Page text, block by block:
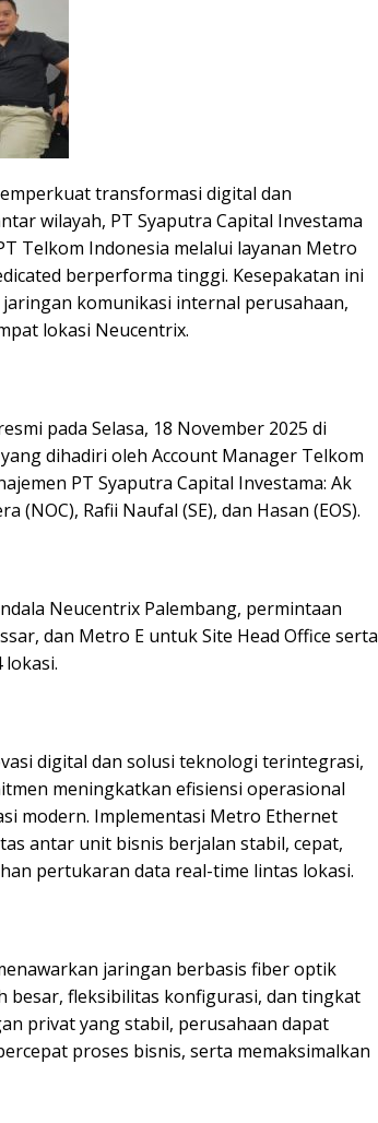
transformasi digital dan
wilayah, PT Syaputra Capital Investama
Telkom Indonesia melalui layanan Metro
berperforma tinggi. Kesepakatan ini
komunikasi internal perusahaan,
lokasi Neucentrix.
pada Selasa, 18 November 2025 di
dihadiri oleh Account Manager Telkom
PT Syaputra Capital Investama: Ak
(NOC), Rafii Naufal (SE), dan Hasan (EOS).
Neucentrix Palembang, permintaan
dan Metro E untuk Site Head Office serta
digital dan solusi teknologi terintegrasi,
meningkatkan efisiensi operasional
modern. Implementasi Metro Ethernet
antar unit bisnis berjalan stabil, cepat,
pertukaran data real-time lintas lokasi.
jaringan berbasis fiber optik
besar, fleksibilitas konfigurasi, dan tingkat
privat yang stabil, perusahaan dapat
proses bisnis, serta memaksimalkan